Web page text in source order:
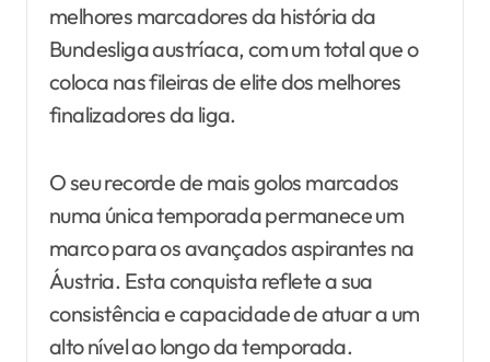
melhores marcadores da história da
Bundesliga austríaca, com um total que o
coloca nas fileiras de elite dos melhores
finalizadores da liga.
O seu recorde de mais golos marcados
numa única temporada permanece um
marco para os avançados aspirantes na
Áustria. Esta conquista reflete a sua
consistência e capacidade de atuar a um
alto nível ao longo da temporada.